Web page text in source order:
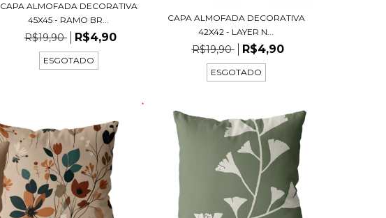
CAPA ALMOFADA DECORATIVA
45X45 - RAMO BR...
R$19,90 R$4,90
ESGOTADO
CAPA ALMOFADA DECORATIVA
42X42 - LAYER N...
R$19,90 R$4,90
ESGOTADO